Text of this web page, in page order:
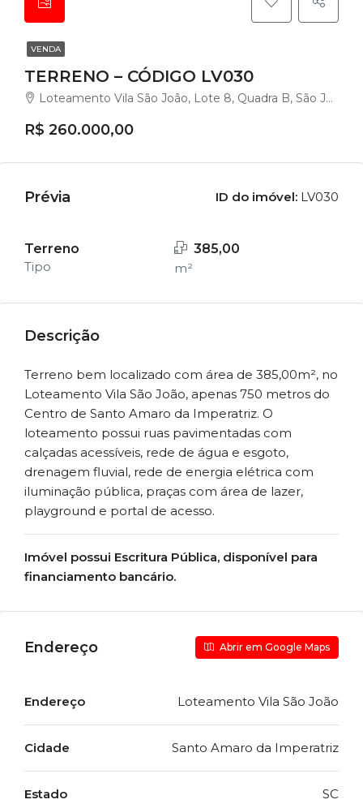
VENDA
TERRENO – CÓDIGO LV030
Loteamento Vila São João, Lote 8, Quadra B, São João, Santo Amaro da Imperatriz - SC
R$ 260.000,00
Prévia ID do imóvel: LV030
Terreno
Tipo
385,00
m²
Descrição
Terreno bem localizado com área de 385,00m², no
Loteamento Vila São João, apenas 750 metros do
Centro de Santo Amaro da Imperatriz. O
loteamento possui ruas pavimentadas com
calçadas acessíveis, rede de água e esgoto,
drenagem fluvial, rede de energia elétrica com
iluminação pública, praças com área de lazer,
playground e portal de acesso.
Imóvel possui Escritura Pública, disponível para
financiamento bancário.
Endereço Abrir em Google Maps
Endereço Loteamento Vila São João
Cidade Santo Amaro da Imperatriz
Estado SC